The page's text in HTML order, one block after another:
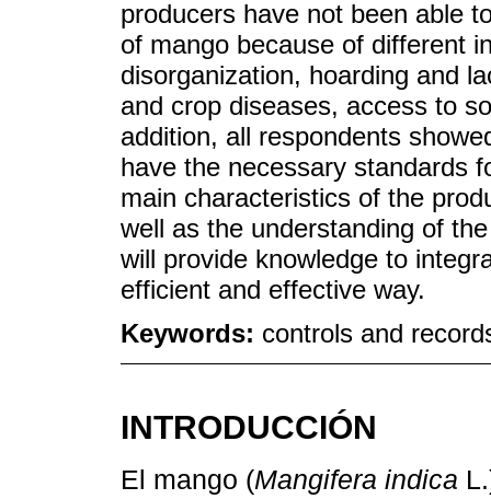
producers have not been able
of mango because of different
disorganization, hoarding and
and crop diseases, access to
addition, all respondents
have the necessary standards
main characteristics of the
well as the understanding of
will provide knowledge to
efficient and effective way.
Keywords: controls and
INTRODUCCIÓN
El mango (Mangifera indica